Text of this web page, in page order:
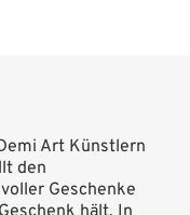
Art Künstlern
den
Geschenke